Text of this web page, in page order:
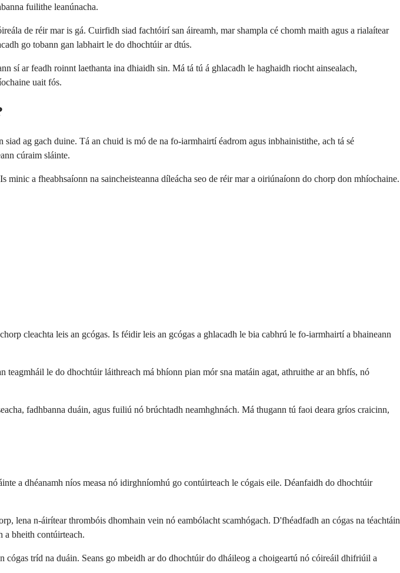
fuilithe leanúnacha.
de réir mar is gá. Cuirfidh siad fachtóirí san áireamh, mar shampla cé chomh maith agus a rialaítear
go tobann gan labhairt le do dhochtúir ar dtús.
sí ar feadh roinnt laethanta ina dhiaidh sin. Má tá tú á ghlacadh le haghaidh riocht ainsealach,
uait fós.
ag gach duine. Tá an chuid is mó de na fo-iarmhairtí éadrom agus inbhainistithe, ach tá sé
cúraim sláinte.
a fheabhsaíonn na saincheisteanna díleácha seo de réir mar a oiriúnaíonn do chorp don mhíochaine.
cleachta leis an gcógas. Is féidir leis an gcógas a ghlacadh le bia cabhrú le fo-iarmhairtí a bhaineann
le do dhochtúir láithreach má bhíonn pian mór sna matáin agat, athruithe ar an bhfís, nó
fadhbanna duáin, agus fuiliú nó brúchtadh neamhghnách. Má thugann tú faoi deara gríos craicinn,
a dhéanamh níos measa nó idirghníomhú go contúirteach le cógais eile. Déanfaidh do dhochtúir
lena n-áirítear thrombóis dhomhain vein nó eambólacht scamhógach. D'fhéadfadh an cógas na téachtáin
a bheith contúirteach.
tríd na duáin. Seans go mbeidh ar do dhochtúir do dháileog a choigeartú nó cóireáil dhifriúil a